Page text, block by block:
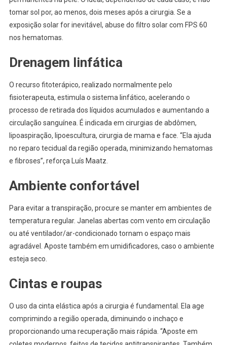
tomar sol por, ao menos, dois meses após a cirurgia. Se a
exposição solar for inevitável, abuse do filtro solar com FPS 60
nos hematomas.
Drenagem linfática
O recurso fitoterápico, realizado normalmente pelo
fisioterapeuta, estimula o sistema linfático, acelerando o
processo de retirada dos líquidos acumulados e aumentando a
circulação sanguínea. É indicada em cirurgias de abdômen,
lipoaspiração, lipoescultura, cirurgia de mama e face. “Ela ajuda
no reparo tecidual da região operada, minimizando hematomas
e fibroses”, reforça Luís Maatz.
Ambiente confortável
Para evitar a transpiração, procure se manter em ambientes de
temperatura regular. Janelas abertas com vento em circulação
ou até ventilador/ar-condicionado tornam o espaço mais
agradável. Aposte também em umidificadores, caso o ambiente
esteja seco.
Cintas e roupas
O uso da cinta elástica após a cirurgia é fundamental. Ela age
comprimindo a região operada, diminuindo o inchaço e
proporcionando uma recuperação mais rápida. “Aposte em